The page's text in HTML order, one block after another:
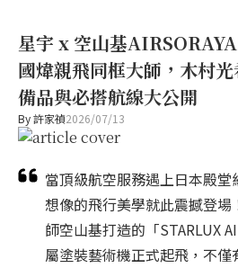
星宇 x 空山基
國煒親飛同框大師，木村
備品與必搭航線大公開
By許家禎2026/07/13
當頂級航空服務遇上日本殿堂
想像的飛行美學就此震撼登場
師空山基打造的「STARLUX
屬塗裝藝術機正式起飛，不僅